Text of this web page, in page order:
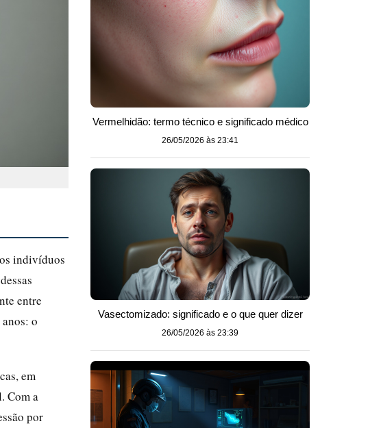
indivíduos
entre
o
em
Com a
por
Vermelhidão: termo técnico e significado médico
26/05/2026 às 23:41
Vasectomizado: significado e o que quer dizer
26/05/2026 às 23:39